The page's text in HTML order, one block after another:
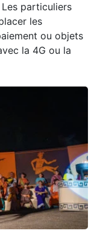
particuliers
les
ou objets
la 4G ou la